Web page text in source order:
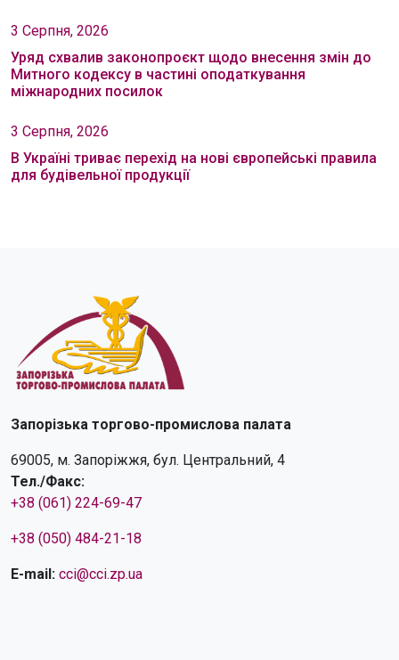
3 Серпня, 2026
Уряд схвалив законопроєкт щодо внесення змін до
Митного кодексу в частині оподаткування
міжнародних посилок
3 Серпня, 2026
В Україні триває перехід на нові європейські правила
для будівельної продукції
Запорізька торгово-промислова палата
69005, м. Запоріжжя, бул. Центральний, 4
Тел./Факс:
+38 (061) 224-69-47
+38 (050) 484-21-18
E-mail: cci@cci.zp.ua